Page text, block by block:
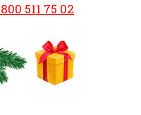
511 75 02